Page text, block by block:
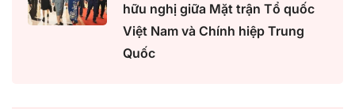
hữu nghị giữa Mặt trận Tổ quốc
Việt Nam và Chính hiệp Trung
Quốc